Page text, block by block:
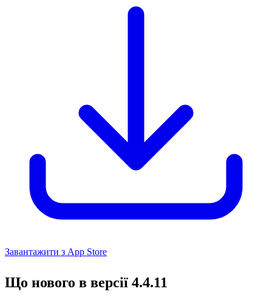
Завантажити з App Store
Що нового в версії 4.4.11